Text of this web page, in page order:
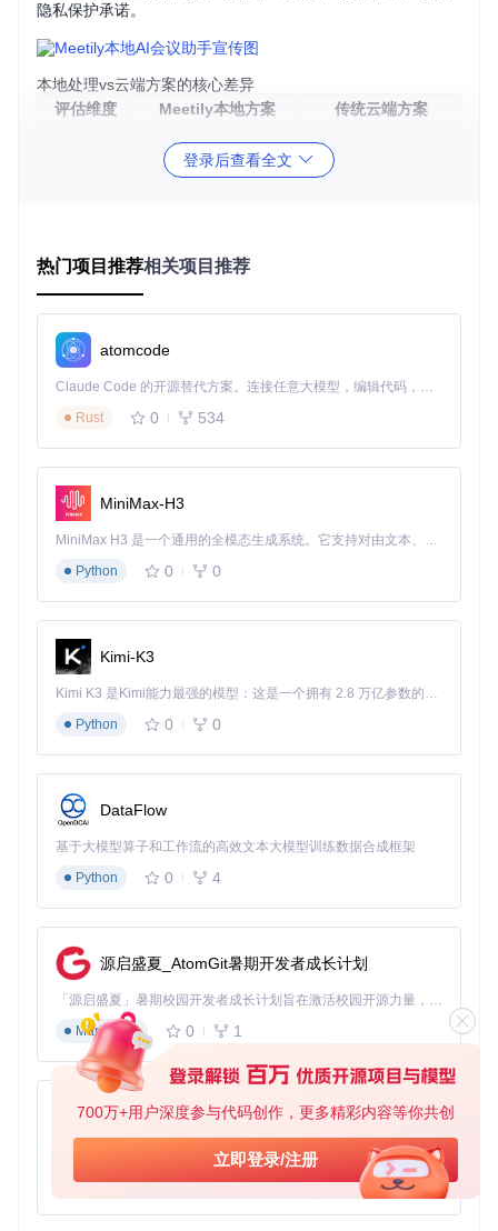
700万+用户深度参与代码创作，更多精彩内容等你共创
立即登录/注册
隐私保护承诺。
本地处理vs云端方案的核心差异
评估维度
Meetily本地方案
传统云端方案
完全本地掌控 第三方服务器存储
延迟表现
无网络延迟
长期成本
一次性部署，无订阅
通常按用户/时长收
第一步：环境准备与系统要求
设备配置检查清单
最低配置：8GB RAM，4核CPU，4GB可用磁盘空间
推荐配置
支持系统 ：Windows 10+、macOS 10.15+、Linux（通过D
ocker）
根据你的操作系统，执行以下命令安装必要依赖：
Windows系统：
winget install Git.Python.
xcode-select --install
/bin/bash -c " $(curl -fsSL https://
Linux系统：
# Ubuntu/Debian示例
sudo apt update && sudo
第二步：三种部署方案实战
Docker部署能自动处理所有依赖关系，是最简单的安装方式：
登录后查看全文
热门项目推荐相关项目推荐
atomcode
Claude Code 的开源替代方案。连接任意大模型，编辑代码，运行命令，自动验证 — 全自动执行。用 Rust 构建，极致性能。 ｜ An open-source alternative to Claude Code. Connect any LLM, edit code, run commands, and verify changes — autonomously. Built in Rust for speed. Get Started
Rust
0 534
MiniMax-H3
MiniMax H3 是一个通用的全模态生成系统。它支持对由文本、图像、视频和音频组成的多模态上下文进行统一理解，并能生成分辨率高达 2K、时长可达 15 秒的带原生立体声音频的视频。得益于面向任务泛化的系统设计，H3 在预训练阶段就已具备广泛的多模态上下文理解与生成能力，能够出色地执行复杂的多模态指令。
Python
0 0
Kimi-K3
Kimi K3 是Kimi能力最强的模型：这是一个拥有 2.8 万亿参数的混合专家（MoE）模型，具备原生视觉理解能力，并支持 100 万 token 的上下文窗口。
Python
0 0
DataFlow
基于大模型算子和工作流的高效文本大模型训练数据合成框架
Python
0 4
源启盛夏_AtomGit暑期开发者成长计划
「源启盛夏」暑期校园开发者成长计划旨在激活校园开源力量，通过积分激励、认证扶持、资源倾斜等形式，引导高校组织和开发者完成「入驻 — 建项目 — 做贡献 — 获认证 — 得资源」的完整闭环。无论你是想带领社团入驻平台的组织者，还是希望用代码贡献证明自己的开发者，都能在这里找到属于你的成长路径。
Markdown
0 1
py-xiaozhi
基于Python的Xiaozhi AI，适用于想要完整Xiaozhi体验而无需拥有专用硬件的用户。
Python
0 1